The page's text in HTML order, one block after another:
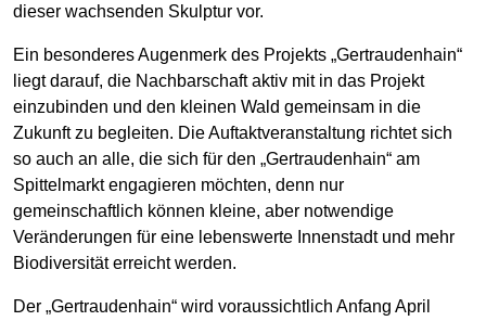
dieser wachsenden Skulptur vor.
Ein besonderes Augenmerk des Projekts „Gertraudenhain“
liegt darauf, die Nachbarschaft aktiv mit in das Projekt
einzubinden und den kleinen Wald gemeinsam in die
Zukunft zu begleiten. Die Auftaktveranstaltung richtet sich
so auch an alle, die sich für den „Gertraudenhain“ am
Spittelmarkt engagieren möchten, denn nur
gemeinschaftlich können kleine, aber notwendige
Veränderungen für eine lebenswerte Innenstadt und mehr
Biodiversität erreicht werden.
Der „Gertraudenhain“ wird voraussichtlich Anfang April